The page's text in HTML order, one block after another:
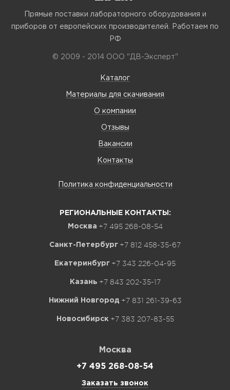
Прямые поставки лабораторного оборудования и
приборов от европейских производителей. Работаем по
РФ
© 2009 - 2014 ООО "ДВ-Эксперт"
Каталог
Материалы для скачивания
О компании
Отзывы
Вакансии
Контакты
Политика конфиденциальности
РЕГИОНАЛЬНЫЕ КОНТАКТЫ:
Москва +7 495 268-08-54
Санкт-Петербург +7 812 458-35-67
Екатеринбург +7 343 226-04-95
Казань +7 843 202-35-17
Нижний Новгород +7 831 261-39-63
Новосибирск +7 383 207-83-55
Москва
+7 495 268-08-54
Заказать звонок